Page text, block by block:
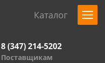
Каталог
8 (347) 214-5202
Поставщикам